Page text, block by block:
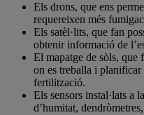
Els drons, que ens
requereixen més
Els satèl·lits, que fan
obtenir informació de
El mapatge de sòls, que
on es treballa i
fertilització.
Els sensors instal·lats a
d’humitat,